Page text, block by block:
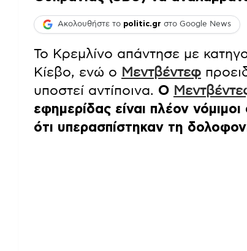
Ακολουθήστε το politic.gr στο Google News
Το Κρεμλίνο απάντησε με
Κίεβο, ενώ ο Μεντβέντεφ
υποστεί αντίποινα. Ο
εφημερίδας είναι πλέον
ότι υπερασπίστηκαν τη